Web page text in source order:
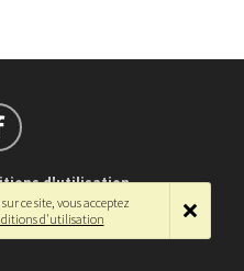
d'utilisation
English
ce site, vous acceptez
d'utilisation